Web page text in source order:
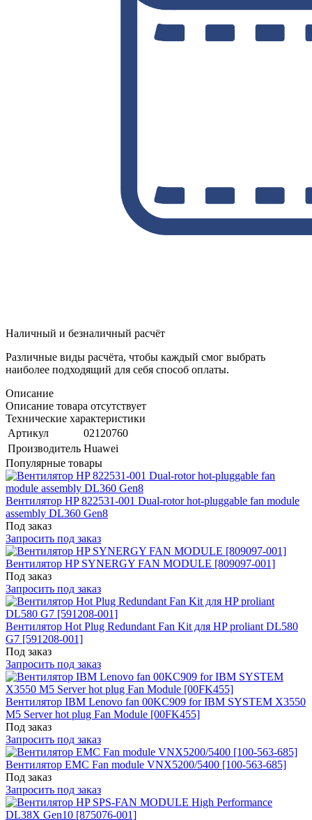
Наличный и безналичный расчёт
Различные виды расчёта, чтобы каждый смог выбрать
наиболее подходящий для себя способ оплаты.
Описание
Описание товара отсутствует
Технические характеристики
Артикул
02120760
Производитель Huawei
Популярные товары
Вентилятор HP 822531-001 Dual-rotor hot-pluggable fan module
assembly DL360 Gen8
Под заказ
Запросить под заказ
Вентилятор HP SYNERGY FAN MODULE [809097-001]
Под заказ
Запросить под заказ
Вентилятор Hot Plug Redundant Fan Kit для HP proliant DL580
G7 [591208-001]
Под заказ
Запросить под заказ
Вентилятор IBM Lenovo fan 00KC909 for IBM SYSTEM X3550
M5 Server hot plug Fan Module [00FK455]
Под заказ
Запросить под заказ
Вентилятор EMC Fan module VNX5200/5400 [100-563-685]
Под заказ
Запросить под заказ